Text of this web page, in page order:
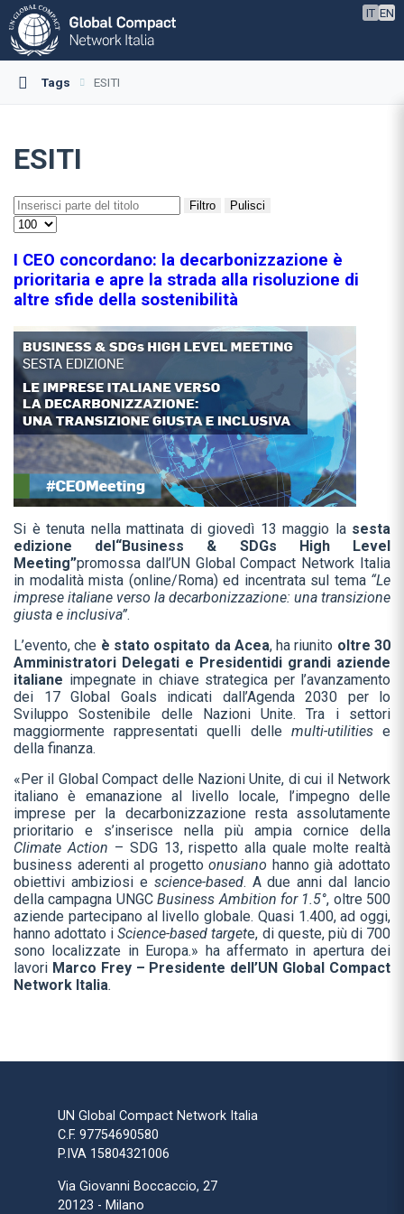
IT EN
Tags ESITI
ESITI
Filtro Pulisci
I CEO concordano: la decarbonizzazione è
prioritaria e apre la strada alla risoluzione di
altre sfide della sostenibilità
Si è tenuta nella mattinata di giovedì 13 maggio la sesta
edizione del “Business & SDGs High Level
Meeting”promossa dall’UN Global Compact Network Italia
in modalità mista (online/Roma) ed incentrata sul tema “Le
imprese italiane verso la decarbonizzazione: una transizione
giusta e inclusiva”.
L’evento, che è stato ospitato da Acea, ha riunito oltre 30
Amministratori Delegati e Presidentidi grandi aziende
italiane impegnate in chiave strategica per l’avanzamento
dei 17 Global Goals indicati dall’Agenda 2030 per lo
Sviluppo Sostenibile delle Nazioni Unite. Tra i settori
maggiormente rappresentati quelli delle multi-utilitiese
della finanza.
«Per il Global Compact delle Nazioni Unite, di cui il Network
italiano è emanazione al livello locale, l’impegno delle
imprese per la decarbonizzazione resta assolutamente
prioritario e s’inserisce nella più ampia cornice della
Climate Action – SDG 13, rispetto alla quale molte realtà
business aderenti al progettoonusiano hanno già adottato
obiettivi ambiziosi e science-based. A due anni dal lancio
della campagna UNGCBusiness Ambition for 1.5°, oltre 500
aziende partecipano al livello globale. Quasi 1.400, ad oggi,
hanno adottato iScience-based targete, di queste, più di 700
sono localizzate in Europa.» ha affermato in apertura dei
lavori Marco Frey – Presidente dell’UN Global Compact
Network Italia.
UN Global Compact Network Italia
C.F. 97754690580
P.IVA 15804321006
Via Giovanni Boccaccio, 27
20123 - Milano